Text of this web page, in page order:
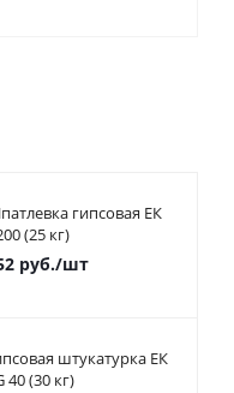
гипсовая ЕК
(25 кг)
руб./шт
штукатурка ЕК
40 (30 кг)